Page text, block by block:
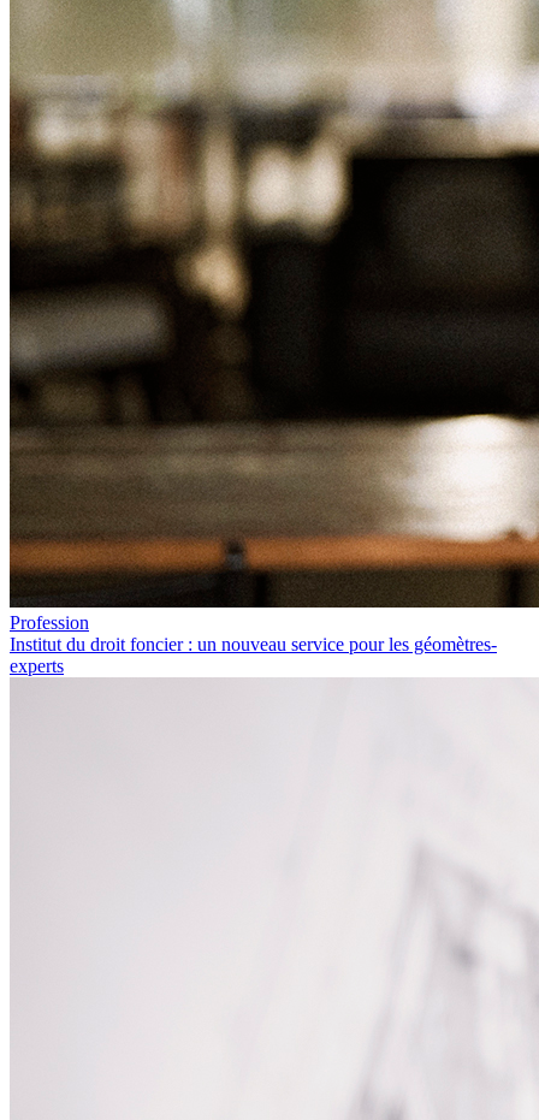
Profession
Institut du droit foncier : un nouveau service pour les géomètres-
experts